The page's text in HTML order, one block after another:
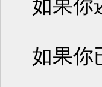
如果你
如果你